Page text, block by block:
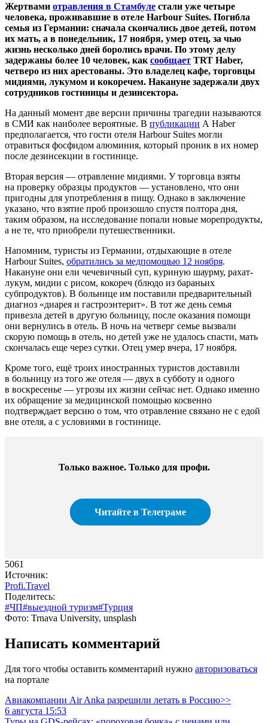
Жертвами отравления в Стамбуле стали уже четыре
человека, проживавшие в отеле Harbour Suites. Погибла
семья из Германии: сначала скончались двое детей, потом
их мать, а в понедельник, 17 ноября, умер отец, за чью
жизнь несколько дней боролись врачи. По этому делу
задержаны более 10 человек, как сообщает TRT Haber,
четверо из них арестованы. Это владелец кафе, торговцы
мидиями, лукумом и кокоречем. Накануне задержали двух
сотрудников гостиницы и дезинсектора.
На данный момент две версии причины трагедии называются
в СМИ как наиболее вероятные. В публикации A Haber
предполагается, что гости отеля Harbour Suites могли
отравиться фосфидом алюминия, который проник в их номер
после дезинсекции в гостинице.
Вторая версия — отравление мидиями. У торговца взяты
на проверку образцы продуктов — установлено, что они
пригодны для употребления в пищу. Однако в заключение
указано, что взятие проб произошло спустя полтора дня,
таким образом, на исследование попали новые морепродукты,
а не те, что приобрели путешественники.
Напомним, туристы из Германии, отдыхающие в отеле
Harbour Suites, обратились за медпомощью 12 ноября.
Накануне они ели чечевичный суп, куриную шаурму, рахат-
лукум, мидии с рисом, кокореч (блюдо из бараньих
субпродуктов). В больнице им поставили предварительный
диагноз «диарея и гастроэнтерит». В тот же день семья
привезла детей в другую больницу, после оказания помощи
они вернулись в отель. В ночь на четверг семье вызвали
скорую помощь в отель, но детей уже не удалось спасти, мать
скончалась еще через сутки. Отец умер вчера, 17 ноября.
Кроме того, ещё троих иностранных туристов доставили
в больницу из того же отеля — двух в субботу и одного
в воскресенье — угрозы их жизни сейчас нет. Однако именно
их обращение за медицинской помощью косвенно
подтверждает версию о том, что отравление связано не с едой
вне отеля, а с условиями в гостинице.
Только важное. Только для профи.
Читайте в Телеграме
5061
Источник:
Profi.Travel
Поделитесь:
#ЧП#выездной туризм#Турция
Фото: Trnava University, unsplash
Написать комментарий
Для того чтобы оставить комментарий нужно авторизоваться
на портале
Авиакомпании Air Anka разрешили летать в Россию>>
6 августа 15:53